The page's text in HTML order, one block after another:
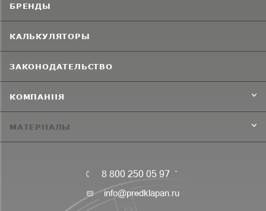
БРЕНДЫ
КАЛЬКУЛЯТОРЫ
ЗАКОНОДАТЕЛЬСТВО
КОМПАНИЯ
МАТЕРИАЛЫ
8 800 250 05 97
info@predklapan.ru